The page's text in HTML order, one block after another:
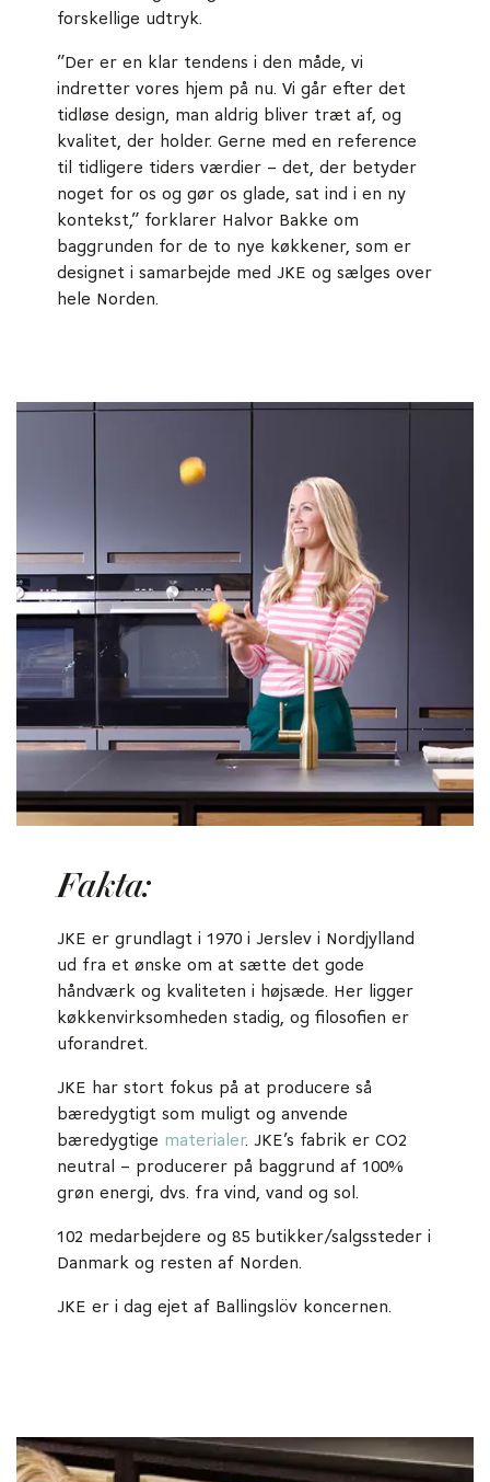
forskellige udtryk.
”Der er en klar tendens i den måde, vi
indretter vores hjem på nu. Vi går efter det
tidløse design, man aldrig bliver træt af, og
kvalitet, der holder. Gerne med en reference
til tidligere tiders værdier – det, der betyder
noget for os og gør os glade, sat ind i en ny
kontekst,” forklarer Halvor Bakke om
baggrunden for de to nye køkkener, som er
designet i samarbejde med JKE og sælges over
hele Norden.
Fakta:
JKE er grundlagt i 1970 i Jerslev i Nordjylland
ud fra et ønske om at sætte det gode
håndværk og kvaliteten i højsæde. Her ligger
køkkenvirksomheden stadig, og filosofien er
uforandret.
JKE har stort fokus på at producere så
bæredygtigt som muligt og anvende
bæredygtige materialer. JKE’s fabrik er CO2
neutral – producerer på baggrund af 100%
grøn energi, dvs. fra vind, vand og sol.
102 medarbejdere og 85 butikker/salgssteder i
Danmark og resten af Norden.
JKE er i dag ejet af Ballingslöv koncernen.